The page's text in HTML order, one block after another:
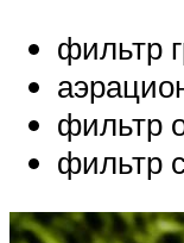
фильтр
фильтр
фильтр